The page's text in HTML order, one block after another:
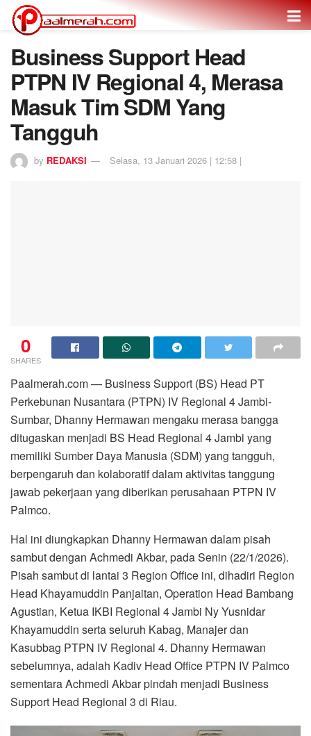
Business Support Head
PTPN IV Regional 4, Merasa
Masuk Tim SDM Yang
Tangguh
by REDAKSI Selasa, 13 Januari 2026 | 12:58 |
0
SHARES
Paalmerah.com — Business Support (BS) Head PT
Perkebunan Nusantara (PTPN) IV Regional 4 Jambi-
Sumbar, Dhanny Hermawan mengaku merasa bangga
ditugaskan menjadi BS Head Regional 4 Jambi yang
memiliki Sumber Daya Manusia (SDM) yang tangguh,
berpengaruh dan kolaboratif dalam aktivitas tanggung
jawab pekerjaan yang diberikan perusahaan PTPN IV
Palmco.
Hal ini diungkapkan Dhanny Hermawan dalam pisah
sambut dengan Achmedi Akbar, pada Senin (22/1/2026).
Pisah sambut di lantai 3 Region Office ini, dihadiri Region
Head Khayamuddin Panjaitan, Operation Head Bambang
Agustian, Ketua IKBI Regional 4 Jambi Ny Yusnidar
Khayamuddin serta seluruh Kabag, Manajer dan
Kasubbag PTPN IV Regional 4. Dhanny Hermawan
sebelumnya, adalah Kadiv Head Office PTPN IV Palmco
sementara Achmedi Akbar pindah menjadi Business
Support Head Regional 3 di Riau.